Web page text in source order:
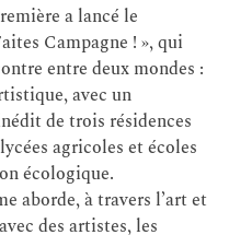
a lancé le
Campagne ! », qui
entre deux mondes :
avec un
de trois résidences
agricoles et écoles
écologique.
aborde, à travers l’art et
des artistes, les